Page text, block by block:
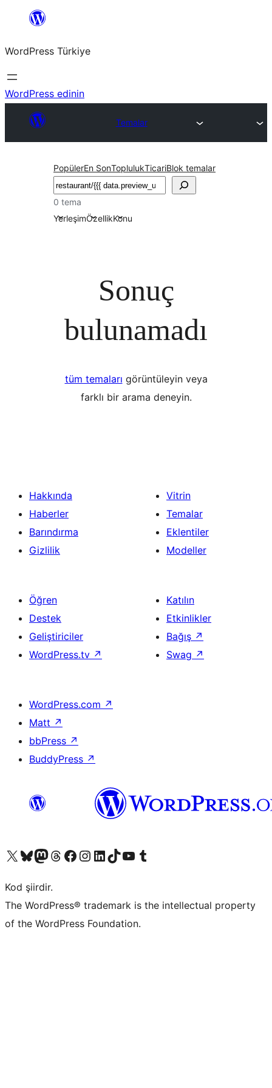
İçeriğe
WordPress Türkiye
WordPress edinin
Temalar
PopülerEn SonToplulukTicariBlok temalar
Ara
0 tema
YerleşimÖzellikKonu
Sonuç
bulunamadı
tüm temaları görüntüleyin veya
farklı bir arama deneyin.
Hakkında
Haberler
Barındırma
Gizlilik
Vitrin
Temalar
Eklentiler
Modeller
Öğren
Destek
Geliştiriciler
WordPress.tv ↗
Katılın
Etkinlikler
Bağış ↗
Swag ↗
WordPress.com ↗
Matt ↗
bbPress ↗
BuddyPress ↗
X (eski Twitter) hesabımıza bakın
Bluesky hesabımızı ziyaret edinMastodon hesabımızı ziyaret edinThreads hesabımızı ziyaret edinFacebook sayfamızı ziyaret edinInstagram hesabımızı ziyaret edinLinkedIn hesabımızı ziyaret edinTikTok hesabımızı ziyaret edinYouTube kanalımızı ziyaret edinTumblr hesabımızı ziyaret edin
Kod şiirdir.
The WordPress® trademark is the intellectual property
of the WordPress Foundation.